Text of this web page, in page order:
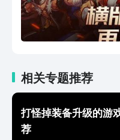
相关专题推荐
打怪掉装备升级的游
荐